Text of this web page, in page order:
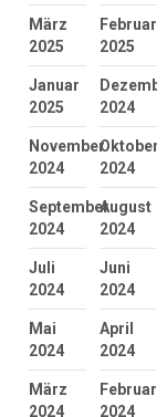
März
2025
Februar
2025
Januar
2025
2024
November
2024
Oktober
2024
September
2024
August
2024
Juli
2024
Juni
2024
Mai
2024
April
2024
März
2024
Februar
2024